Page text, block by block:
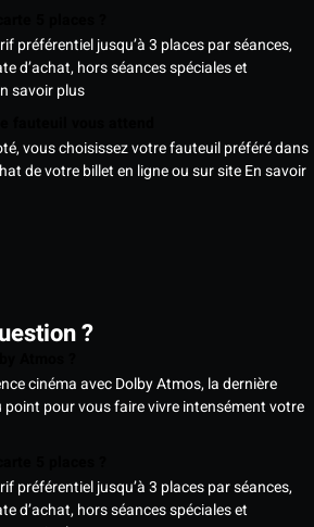
préférentiel jusqu’à 3 places par séances,
d’achat, hors séances spéciales et
savoir plus
vous choisissez votre fauteuil préféré dans
de votre billet en ligne ou sur siteEn savoir
?
cinéma avec Dolby Atmos, la dernière
pour vous faire vivre intensément votre
préférentiel jusqu’à 3 places par séances,
d’achat, hors séances spéciales et